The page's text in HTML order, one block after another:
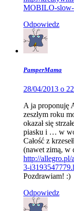
MOBILO-
Odpowiedz
PamperMama
28/04/2013 o
A ja proponuję
zeszłym roku
okazał się
piasku i … w
Całość z
(nawet zimą, w
http://
3-
Pozdrawiam! :)
Odpowiedz